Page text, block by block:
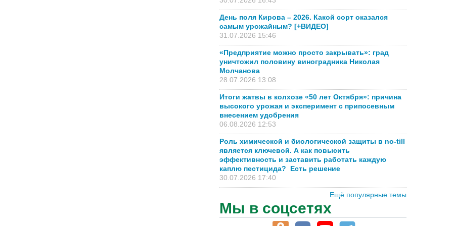
День поля Кирова – 2026. Какой сорт оказался
самым урожайным? [+ВИДЕО]
31.07.2026 15:46
«Предприятие можно просто закрывать»: град
уничтожил половину виноградника Николая
Молчанова
28.07.2026 13:08
Итоги жатвы в колхозе «50 лет Октября»: причина
высокого урожая и эксперимент с припосевным
внесением удобрения
06.08.2026 12:53
Роль химической и биологической защиты в no-till
является ключевой. А как повысить
эффективность и заставить работать каждую
каплю пестицида? Есть решение
30.07.2026 17:40
Ещё популярные темы
Мы в соцсетях